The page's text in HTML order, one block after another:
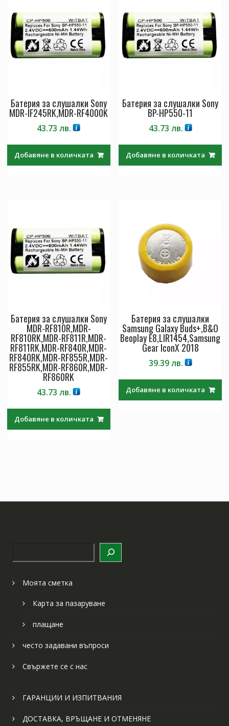
Батерия за слушалки Sony
MDR-IF245RK,MDR-RF4000K
43.73лв.
Добавяне в количката
Батерия за слушалки Sony
BP-HP550-11
43.73 лв.
Добавяне в количката
Батерия за слушалки Sony
MDR-RF810R,MDR-
RF810RK,MDR-RF811R,MDR-
RF811RK,MDR-RF840R,MDR-
RF840RK,MDR-RF855R,MDR-
RF855RK,MDR-RF860R,MDR-
RF860RK
43.73лв.
Добавяне в количката
Батерия за слушалки
Samsung Galaxy Buds+,B&O
Beoplay E8,LIR1454,Samsung
Gear IconX 2018
39.39лв.
Добавяне в количката
Моята сметка
Карта за пазаруване
плащане
често задавани въпроси
Свържете се с нас
ГАРАНЦИИ И ИЗПИТВАНИЯ
ДОСТАВКА, ВРЪЩАНЕ И ОТМЕНЯНЕ